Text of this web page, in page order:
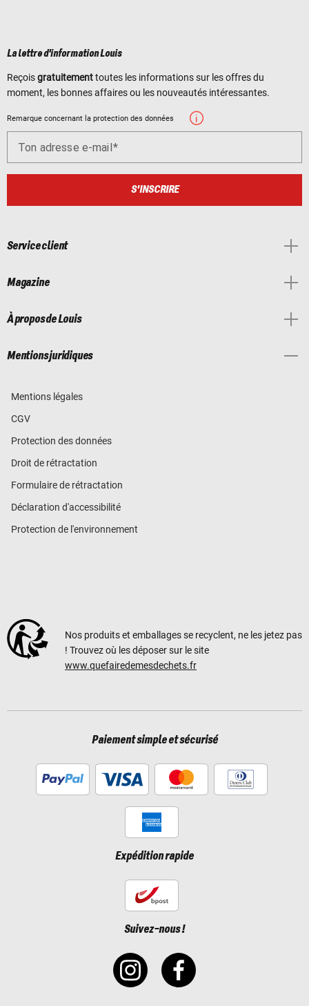
La lettre d'information Louis
Reçoisgratuitementtoutes les informations sur les offres du
moment, les bonnes affaires ou les nouveautés intéressantes.
Remarque concernant la protection des données
Ton adresse e-mail
S'INSCRIRE
Service client
Magazine
À propos de Louis
Mentions juridiques
Mentions légales
CGV
Protection des données
Droit de rétractation
Formulaire de rétractation
Déclaration d'accessibilité
Protection de l'environnement
Nos produits et emballages se recyclent, ne les jetez pas
! Trouvez où les déposer sur le site
www.quefairedemesdechets.fr
Paiement simple et sécurisé
Expédition rapide
Suivez-nous !